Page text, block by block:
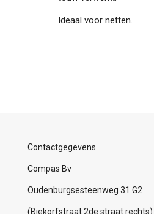
Ideaal voor netten.
Contactgegevens
Compas Bv
Oudenburgsesteenweg 31 G2
(Biekorfstraat 2de straat rechts)